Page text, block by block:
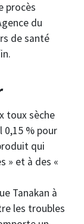
procès
du
de santé
toux sèche
0,15 % pour
qui
» et à des «
Tanakan à
les troubles